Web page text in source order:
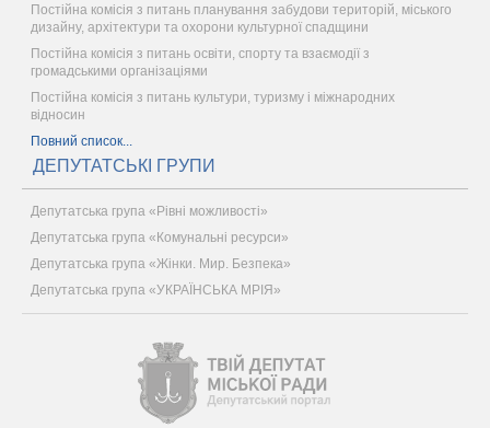
Постійна комісія з питань планування забудови територій, міського
дизайну, архітектури та охорони культурної спадщини
Постійна комісія з питань освіти, спорту та взаємодії з
громадськими організаціями
Постійна комісія з питань культури, туризму і міжнародних
відносин
Повний список...
ДЕПУТАТСЬКІ ГРУПИ
Депутатська група «Рівні можливості»
Депутатська група «Комунальні ресурси»
Депутатська група «Жінки. Мир. Безпека»
Депутатська група «УКРАЇНСЬКА МРІЯ»